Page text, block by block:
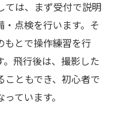
ては、まず受付で説明
点検を行います。そ
もとで操作練習を行
飛行後は、撮影した
ともでき、初心者で
ています。